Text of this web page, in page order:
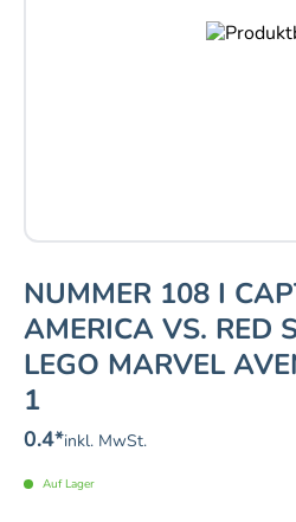
NUMMER 108 I
AMERICA VS. RED
LEGO MARVEL
1
0.4*inkl. MwSt.
Auf Lager